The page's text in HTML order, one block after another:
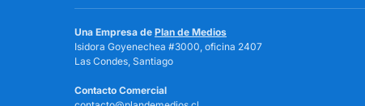
Una Empresa de Plan de Medios
Isidora Goyenechea #3000, oficina 2407
Las Condes, Santiago
Contacto Comercial